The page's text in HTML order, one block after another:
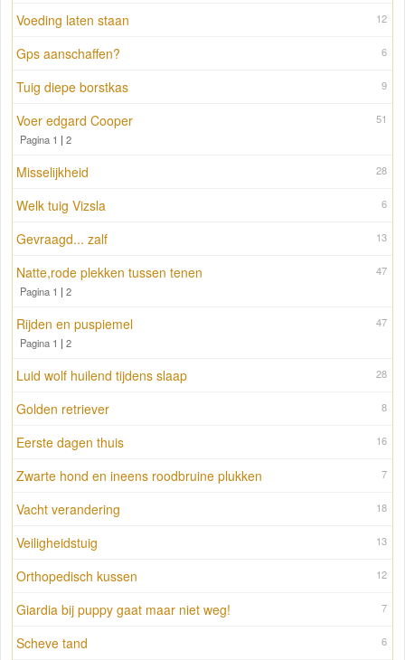
12
Voeding laten staan
6
Gps aanschaffen?
9
Tuig diepe borstkas
51
Voer edgard Cooper
Pagina 1 | 2
28
Misselijkheid
6
Welk tuig Vizsla
13
Gevraagd... zalf
47
Natte,rode plekken tussen tenen
Pagina 1 | 2
47
Rijden en puspiemel
Pagina 1 | 2
28
Luid wolf huilend tijdens slaap
8
Golden retriever
16
Eerste dagen thuis
7
Zwarte hond en ineens roodbruine plukken
18
Vacht verandering
13
Veiligheidstuig
12
Orthopedisch kussen
7
Giardia bij puppy gaat maar niet weg!
6
Scheve tand